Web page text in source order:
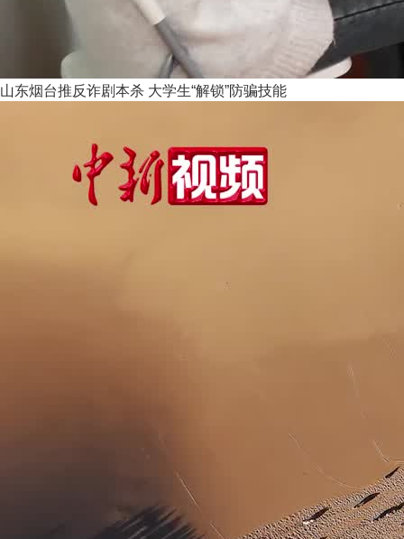
山东烟台推反诈剧本杀 大学生“解锁”防骗技能